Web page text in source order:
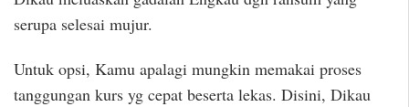
serupa selesai mujur.
Untuk opsi, Kamu apalagi mungkin memakai proses
tanggungan kurs yg cepat beserta lekas. Disini, Dikau